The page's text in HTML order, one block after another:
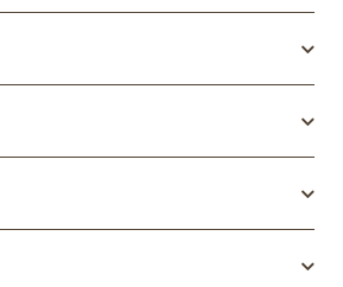
0120-999-076